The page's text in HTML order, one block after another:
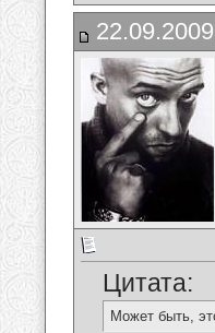
Цитата:
Может быть,